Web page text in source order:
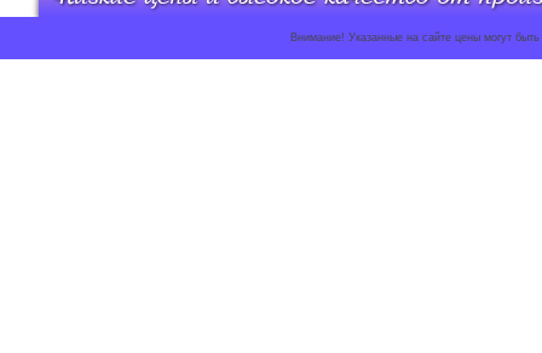
Внимание! Указанные на сайте цены могут